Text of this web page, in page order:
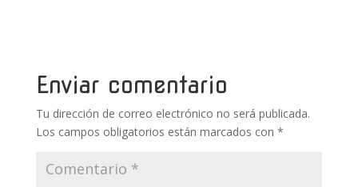
o
o
k
st r
p r
Enviar comentario
Tu dirección de correo electrónico no será publicada.
Los campos obligatorios están marcados con *